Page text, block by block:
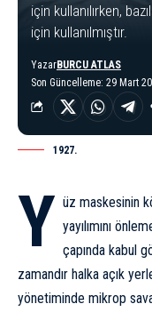
için kullanılırken,
için kullanılmıştır.
Son Güncelleme: 29 Mart
YazarBURCU ATLAS
1927.
Y üz maskesinin
yayılımını
çapında kabul
zamandır halka açık
yönetiminde mikrop